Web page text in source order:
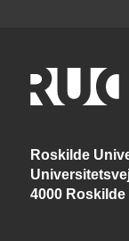
Roskilde
4000 Roskilde